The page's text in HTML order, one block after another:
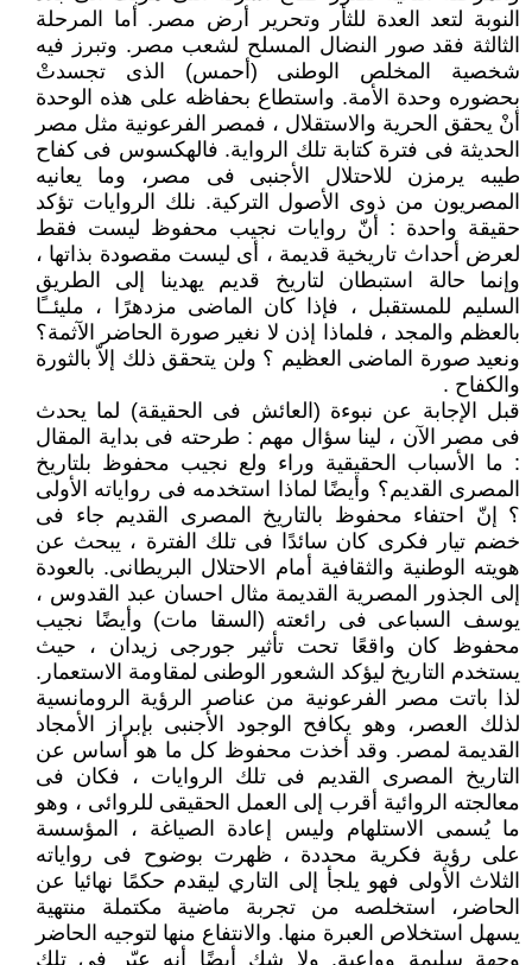
النوبة لتعد العدة للثأر وتحرير أرض مصر. أما المرحلة
الثالثة فقد صور النضال المسلح لشعب مصر. وتبرز فيه
شخصية المخلص الوطنى (أحمس) الذى تجسدتْ
بحضوره وحدة الأمة. واستطاع بحفاظه على هذه الوحدة
أنْ يحقق الحرية والاستقلال ، فمصر الفرعونية مثل مصر
الحديثة فى فترة كتابة تلك الرواية. فالهكسوس فى كفاح
طيبه يرمزن للاحتلال الأجنبى فى مصر، وما يعانيه
المصريون من ذوى الأصول التركية. نلك الروايات تؤكد
حقيقة واحدة : أنّ روايات نجيب محفوظ ليست فقط
لعرض أحداث تاريخية قديمة ، أى ليست مقصودة بذاتها ،
وإنما حالة استبطان لتاريخ قديم يهدينا إلى الطريق
السليم للمستقبل ، فإذا كان الماضى مزدهرًا ، مليئــًا
بالعظم والمجد ، فلماذا إذن لا نغير صورة الحاضر الآثمة؟
ونعيد صورة الماضى العظيم ؟ ولن يتحقق ذلك إلاّ بالثورة
والكفاح .
قبل الإجابة عن نبوءة (العائش فى الحقيقة) لما يحدث
فى مصر الآن ، لينا سؤال مهم : طرحته فى بداية المقال
: ما الأسباب الحقيقية وراء ولع نجيب محفوظ بلتاريخ
المصرى القديم؟ وأيضًا لماذا استخدمه فى رواياته الأولى
؟ إنّ احتفاء محفوظ بالتاريخ المصرى القديم جاء فى
خضم تيار فكرى كان سائدًا فى تلك الفترة ، يبحث عن
هويته الوطنية والثقافية أمام الاحتلال البريطانى. بالعودة
إلى الجذور المصرية القديمة مثال احسان عبد القدوس ،
يوسف السباعى فى رائعته (السقا مات) وأيضًا نجيب
محفوظ كان واقعًا تحت تأثير جورجى زيدان ، حيث
يستخدم التاريخ ليؤكد الشعور الوطنى لمقاومة الاستعمار.
لذا باتت مصر الفرعونية من عناصر الرؤية الرومانسية
لذلك العصر، وهو يكافح الوجود الأجنبى بإبراز الأمجاد
القديمة لمصر. وقد أخذت محفوظ كل ما هو أساس عن
التاريخ المصرى القديم فى تلك الروايات ، فكان فى
معالجته الروائية أقرب إلى العمل الحقيقى للروائى ، وهو
ما يُسمى الاستلهام وليس إعادة الصياغة ، المؤسسة
على رؤية فكرية محددة ، ظهرت بوضوح فى رواياته
الثلاث الأولى فهو يلجأ إلى التاري ليقدم حكمًا نهائيا عن
الحاضر، استخلصه من تجربة ماضية مكتملة منتهية
يسهل استخلاص العبرة منها. والانتفاع منها لتوجيه الحاضر
وجهة سليمة وواعية. ولا شك أيضًا أنه عبّر فى تلك